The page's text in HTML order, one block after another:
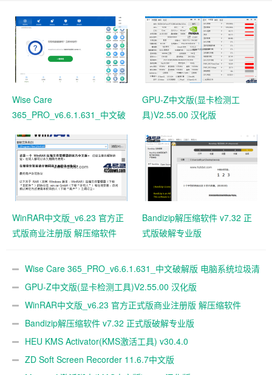
Wise Care
365_PRO_v6.6.1.631_中文破
GPU-Z中文版(显卡检测工
具)V2.55.00 汉化版
WinRAR中文版_v6.23 官方正
式版商业注册版 解压缩软件
Bandizip解压缩软件 v7.32 正
式版破解专业版
Wise Care 365_PRO_v6.6.1.631_中文破解版 电脑系统垃圾清
理软件GPU-Z中文版(显卡检测工具)V2.55.00 汉化版
WinRAR中文版_v6.23 官方正式版商业注册版 解压缩软件
Bandizip解压缩软件 v7.32 正式版破解专业版
HEU KMS Activator(KMS激活工具) v30.4.0
ZD Soft Screen Recorder 11.6.7中文版